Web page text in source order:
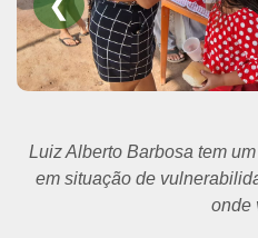
Luiz Alberto Barbosa tem
em situação de
onde